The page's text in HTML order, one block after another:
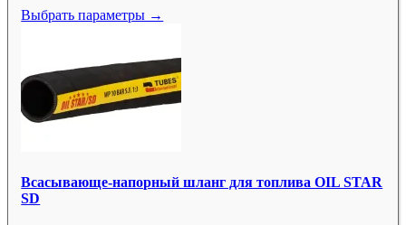
Выбрать параметры →
Всасывающе-напорный шланг для топлива OIL STAR
SD